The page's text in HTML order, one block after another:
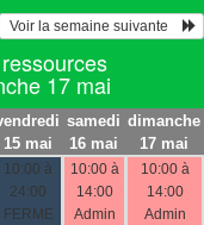
Voir la semaine suivante
17 mai
15 mai
samedi
16 mai
dimanche
17 mai
10:00 à
24:00
FERME
10:00 à
14:00
Admin
10:00 à
14:00
Admin